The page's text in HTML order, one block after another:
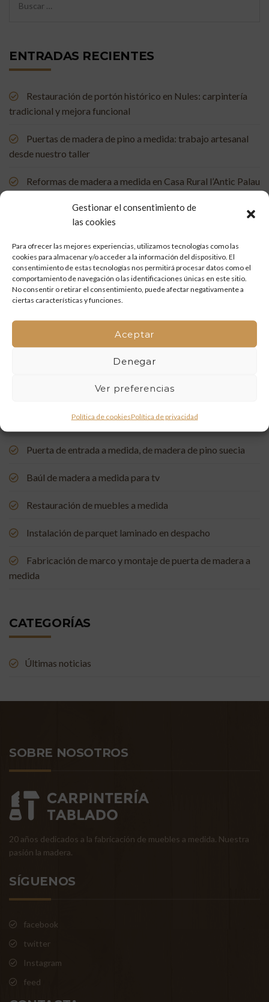
Gestionar el consentimiento de
las cookies
Para ofrecer las mejores experiencias, utilizamos tecnologías como las
cookies para almacenar y/o acceder a la información del dispositivo. El
consentimiento de estas tecnologías nos permitirá procesar datos como el
comportamiento de navegación o las identificaciones únicas en este sitio.
No consentir o retirar el consentimiento, puede afectar negativamente a
ciertas características y funciones.
Aceptar
Denegar
Ver preferencias
Política de cookiesPolítica de privacidad
ENTRADAS RECIENTES
Restauración de portón histórico en Nules: carpintería
tradicional y mejora funcional
Puertas de madera de pino a medida: trabajo artesanal
desde nuestro taller
Reformas de madera a medida en Casa Rural l’Antic Palau
Mueble de baño a medida en madera de mobila vieja
Restauración de un portón de madera en Onda: tradición
y artesanía que vuelven a la vida
Mueble de baño a medida con acabado en nogal
Un rincón de estudio único: restauración y carpintería a
Restauración de una Capelleta de Visita Domiciliaria: Un
Puerta de entrada a medida, de madera de pino suecia
Baúl de madera a medida para tv
Restauración de muebles a medida
Instalación de parquet laminado en despacho
Fabricación de marco y montaje de puerta de madera a
medida
CATEGORÍAS
Últimas noticias
SOBRE NOSOTROS
20 años dedicados a la fabricación de muebles a medida. Nuestra
pasión la madera.
SÍGUENOS
facebook
twitter
Instagram
feed